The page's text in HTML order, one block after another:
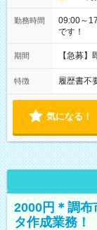
勤務時間
09:00～
です！
期間 【急募
特徴 履歴書不
気になる！
2000円＊調布
タ作成業務！